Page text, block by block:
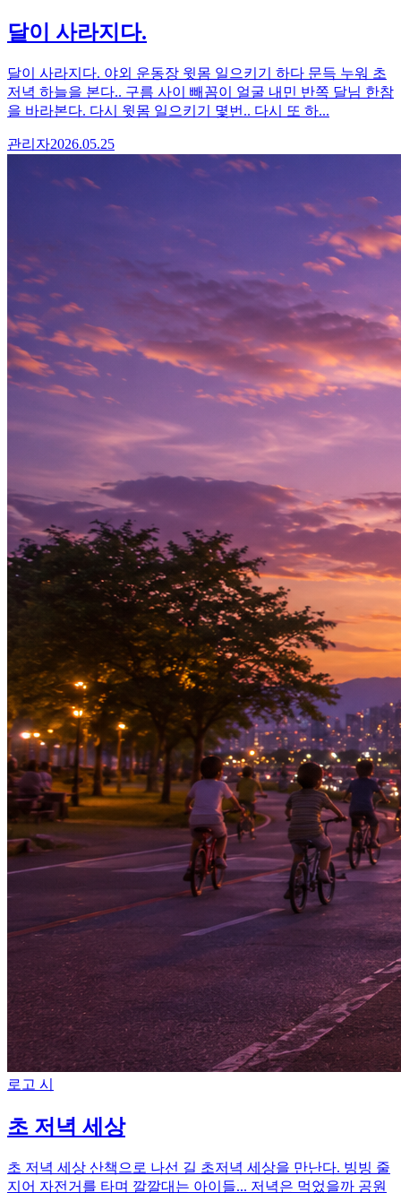
달이 사라지다.
달이 사라지다. 야외 운동장 윗몸 일으키기 하다 문득 누워 초
저녁 하늘을 본다.. 구름 사이 빼꼼이 얼굴 내민 반쪽 달님 한참
을 바라본다. 다시 윗몸 일으키기 몇번.. 다시 또 하...
관리자2026.05.25
로고 시
초 저녁 세상
초 저녁 세상 산책으로 나선 길 초저녁 세상을 만난다. 빙빙 줄
지어 자전거를 타며 깔깔대는 아이들... 저녁은 먹었을까 공원